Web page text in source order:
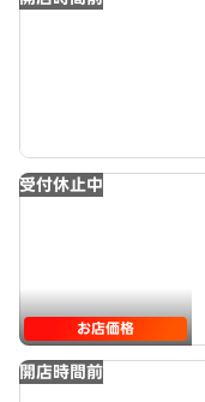
受付休止中
お店価格
開店時間前